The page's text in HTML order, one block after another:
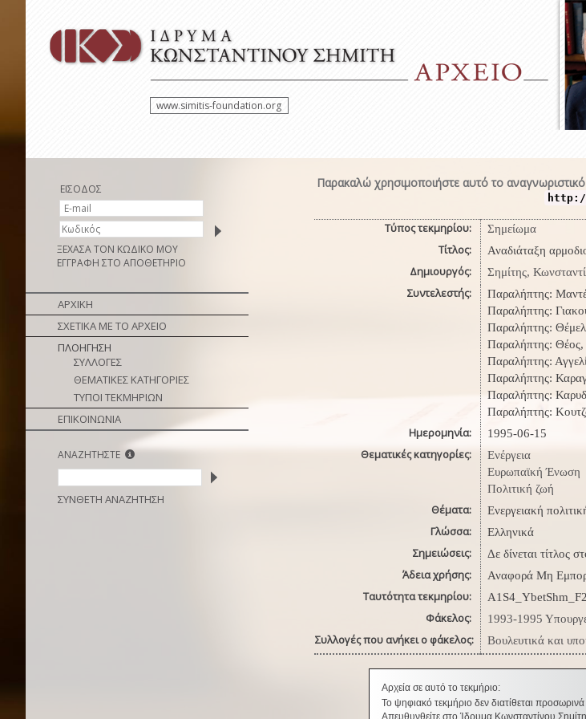
www.simitis-foundation.org
ΕΙΣΟΔΟΣ
ΞΕΧΑΣΑ ΤΟΝ ΚΩΔΙΚΟ ΜΟΥ
ΕΓΓΡΑΦΗ ΣΤΟ ΑΠΟΘΕΤΗΡΙΟ
ΑΡΧΙΚΗ
ΣΧΕΤΙΚΑ ΜΕ ΤΟ ΑΡΧΕΙΟ
ΠΛΟΗΓΗΣΗ
ΣΥΛΛΟΓΕΣ
ΘΕΜΑΤΙΚΕΣ ΚΑΤΗΓΟΡΙΕΣ
ΤΥΠΟΙ ΤΕΚΜΗΡΙΩΝ
ΕΠΙΚΟΙΝΩΝΙΑ
ΑΝΑΖΗΤΗΣΤΕ
ΣΥΝΘΕΤΗ ΑΝΑΖΗΤΗΣΗ
Παρακαλώ χρησιμοποιήστε αυτό το
Τύπος τεκμηρίου: Σημείωμα
Τίτλος: Αναδιάταξη
Δημιουργός: Σημίτης,
Συντελεστής:
Παραλήπτης:
Παραλήπτης:
Παραλήπτης:
Παραλήπτης:
Παραλήπτης:
Παραλήπτης:
Παραλήπτης:
Παραλήπτης:
Ημερομηνία: 1995-06-15
Θεματικές κατηγορίες:
Ενέργεια
Ευρωπαϊκή Ένωση
Πολιτική ζωή
Θέματα: Ενεργειακή
Γλώσσα: Ελληνικά
Σημειώσεις: Δε δίνεται τίτλος
Άδεια χρήσης: Αναφορά Μη
Ταυτότητα τεκμηρίου:
Φάκελος: 1993-1995
Συλλογές που ανήκει ο φάκελος: Βουλευτικά και
Αρχεία σε αυτό το τεκμήριο:
Το ψηφιακό τεκμήριο δεν διατίθεται
Απευθυνθείτε στο Ίδρυμα Κωνσταντίνου Σημίτη